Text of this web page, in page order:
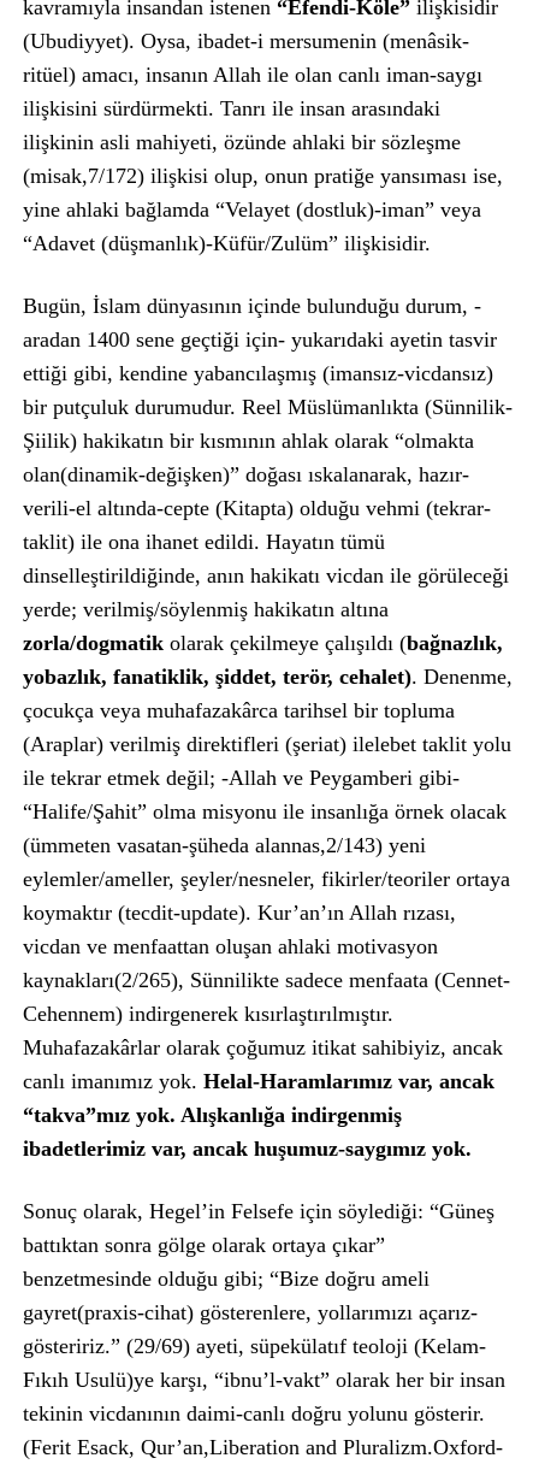
kavramıyla insandan istenen “Efendi-Köle”ilişkisidir
(Ubudiyyet). Oysa, ibadet-i mersumenin (menâsik-
ritüel) amacı, insanın Allah ile olan canlı iman-saygı
ilişkisini sürdürmekti. Tanrı ile insan arasındaki
ilişkinin asli mahiyeti, özünde ahlaki bir sözleşme
(misak,7/172) ilişkisi olup, onun pratiğe yansıması ise,
yine ahlaki bağlamda “Velayet (dostluk)-iman” veya
“Adavet (düşmanlık)-Küfür/Zulüm” ilişkisidir.
Bugün, İslam dünyasının içinde bulunduğu durum, -
aradan 1400 sene geçtiği için- yukarıdaki ayetin tasvir
ettiği gibi, kendine yabancılaşmış (imansız-vicdansız)
bir putçuluk durumudur. Reel Müslümanlıkta (Sünnilik-
Şiilik) hakikatın bir kısmının ahlak olarak “olmakta
olan(dinamik-değişken)” doğası ıskalanarak, hazır-
verili-el altında-cepte (Kitapta) olduğu vehmi (tekrar-
taklit) ile ona ihanet edildi. Hayatın tümü
dinselleştirildiğinde, anın hakikatı vicdan ile görüleceği
yerde; verilmiş/söylenmiş hakikatın altına
zorla/dogmatikolarak çekilmeye çalışıldı (bağnazlık,
yobazlık, fanatiklik, şiddet, terör, cehalet). Denenme,
çocukça veya muhafazakârca tarihsel bir topluma
(Araplar) verilmiş direktifleri (şeriat) ilelebet taklit yolu
ile tekrar etmek değil; -Allah ve Peygamberi gibi-
“Halife/Şahit” olma misyonu ile insanlığa örnek olacak
(ümmeten vasatan-şüheda alannas,2/143) yeni
eylemler/ameller, şeyler/nesneler, fikirler/teoriler ortaya
koymaktır (tecdit-update). Kur’an’ın Allah rızası,
vicdan ve menfaattan oluşan ahlaki motivasyon
kaynakları(2/265), Sünnilikte sadece menfaata (Cennet-
Cehennem) indirgenerek kısırlaştırılmıştır.
Muhafazakârlar olarak çoğumuz itikat sahibiyiz, ancak
canlı imanımız yok. Helal-Haramlarımız var, ancak
“takva”mız yok. Alışkanlığa indirgenmiş
ibadetlerimiz var, ancak huşumuz-saygımız yok.
Sonuç olarak, Hegel’in Felsefe için söylediği: “Güneş
battıktan sonra gölge olarak ortaya çıkar”
benzetmesinde olduğu gibi; “Bize doğru ameli
gayret(praxis-cihat) gösterenlere, yollarımızı açarız-
gösteririz.” (29/69) ayeti, süpekülatıf teoloji (Kelam-
Fıkıh Usulü)ye karşı, “ibnu’l-vakt” olarak her bir insan
tekinin vicdanının daimi-canlı doğru yolunu gösterir.
(Ferit Esack, Qur’an,Liberation and Pluralizm.Oxford-